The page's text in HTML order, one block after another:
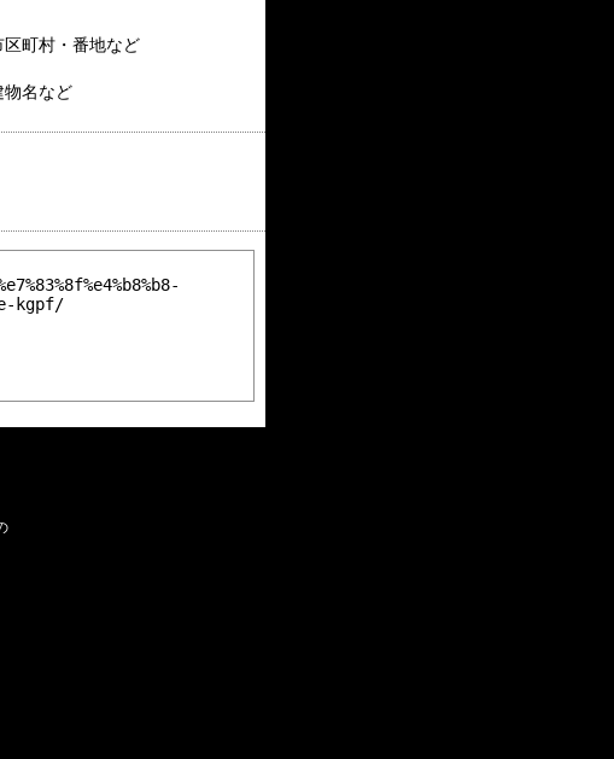
区町村・番地など
物名など